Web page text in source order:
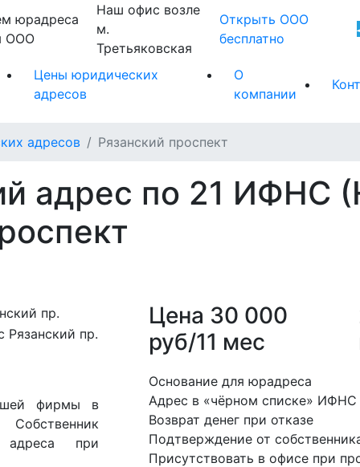
юрадреса
ООО
Наш офис возле
м.
Третьяковская
Открыть ООО
бесплатно
Цены юридических
адресов
О
компании
адресов Рязанский проспект
адрес по 21 ИФНС
фирмы в
адреса при
Цена 30 000
руб/11 мес
Основание для юрадреса
Адрес в «чёрном списке» ИФНС
Возврат денег при отказе
Подтверждение от
Присутствовать в офисе при